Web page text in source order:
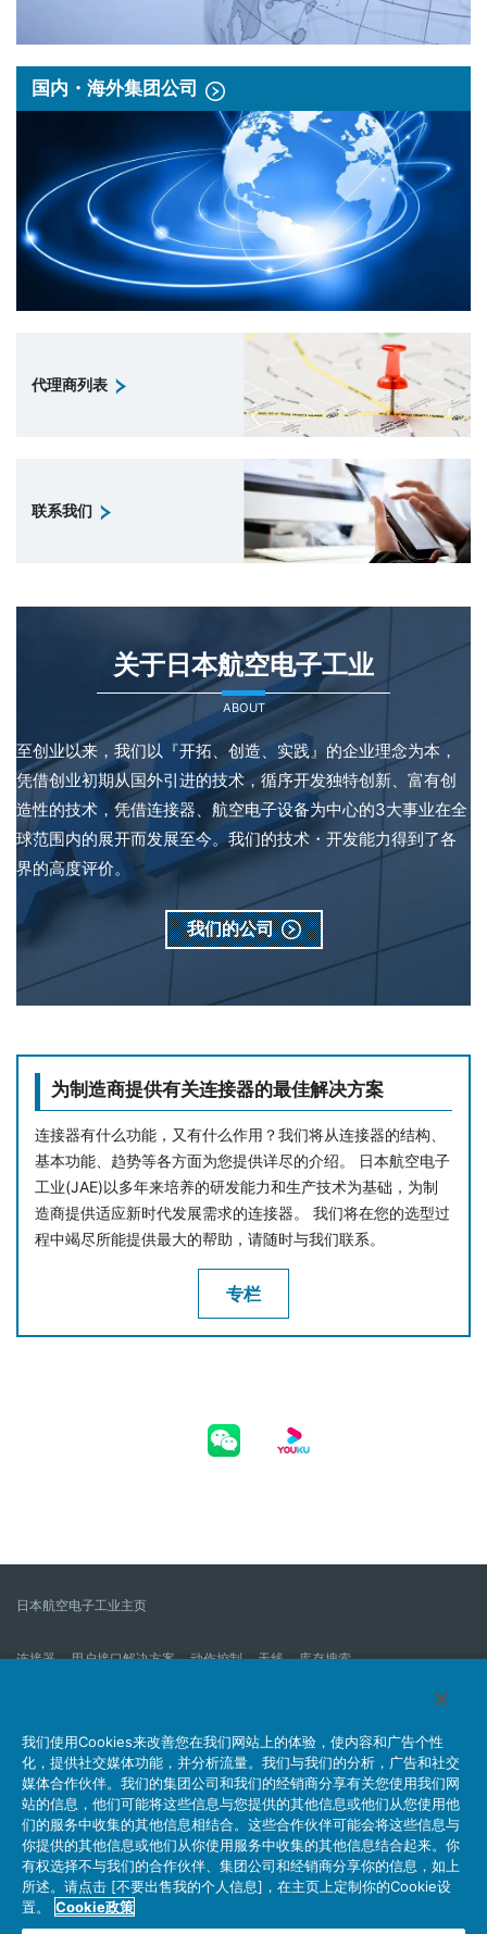
国内・海外集团公司
代理商列表
联系我们
关于日本航空电子工业
ABOUT
至创业以来，我们以『开拓、创造、实践』的企业理念为本，
凭借创业初期从国外引进的技术，循序开发独特创新、富有创
造性的技术，凭借连接器、航空电子设备为中心的3大事业在全
球范围内的展开而发展至今。我们的技术・开发能力得到了各
界的高度评价。
我们的公司
为制造商提供有关连接器的最佳解决方案
连接器有什么功能，又有什么作用？我们将从连接器的结构、
基本功能、趋势等各方面为您提供详尽的介绍。 日本航空电子
工业(JAE)以多年来培养的研发能力和生产技术为基础，为制
造商提供适应新时代发展需求的连接器。 我们将在您的选型过
程中竭尽所能提供最大的帮助，请随时与我们联系。
专栏
日本航空电子工业主页
连接器 用户接口解决方案 动作控制 天线 库存搜索
我们的公司 企业社会责任 IR消息 公司新到信息列表
产品信息新的列表
网站地图
联系我们
个人信息保护方针 JAE Cookie政策
关于利用本网站
社交媒体官方账号运营方针
我们使用Cookies来改善您在我们网站上的体验，使内容和广告个性
化，提供社交媒体功能，并分析流量。我们与我们的分析，广告和社交
媒体合作伙伴。我们的集团公司和我们的经销商分享有关您使用我们网
站的信息，他们可能将这些信息与您提供的其他信息或他们从您使用他
们的服务中收集的其他信息相结合。这些合作伙伴可能会将这些信息与
你提供的其他信息或他们从你使用服务中收集的其他信息结合起来。你
有权选择不与我们的合作伙伴、集团公司和经销商分享你的信息，如上
所述。请点击 [不要出售我的个人信息]，在主页上定制你的Cookie设
置。
Cookie政策